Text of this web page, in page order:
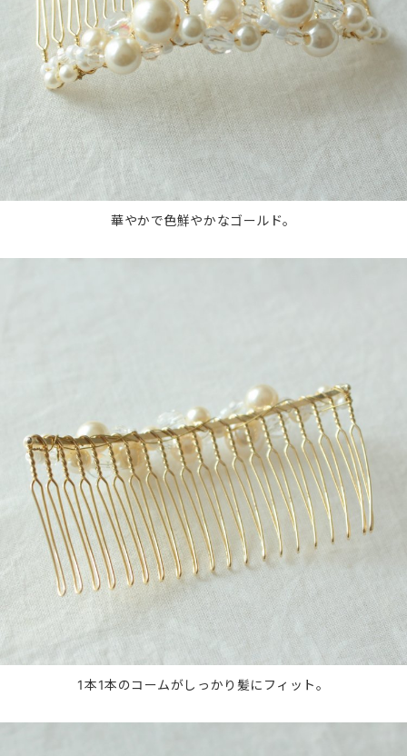
華やかで色鮮やかなゴールド。
1本1本のコームがしっかり髪にフィット。